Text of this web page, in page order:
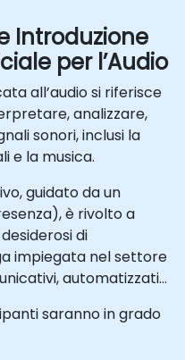
Introduzione
per l’Audio
all’audio si riferisce
analizzare,
sonori, inclusi la
e la musica.
guidato da un
è rivolto a
di
impiegata nel settore
automatizzativi
saranno in grado